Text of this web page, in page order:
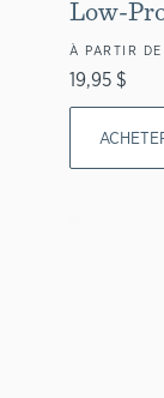
Low-
À PARTIR DE
19,95 $